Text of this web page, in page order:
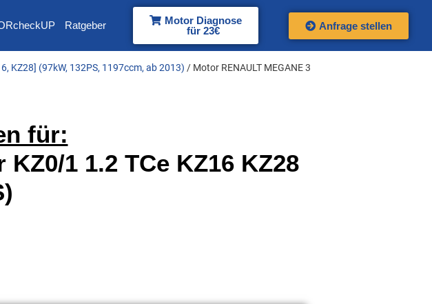
Ratgeber
Motor Diagnose
für 23€
Anfrage stellen
KZ28] (97kW, 132PS, 1197ccm, ab 2013) / Motor RENAULT MEGANE 3
für:
1 1.2 TCe KZ16 KZ28